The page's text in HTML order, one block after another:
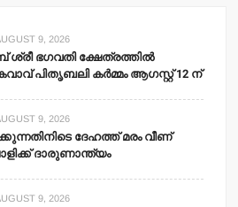
9, 2026
ശ്രീ ഭഗവതി ക്ഷേത്രത്തില്‍
പിതൃബലി കര്‍മ്മം ആഗസ്റ്റ് 12 ന്
9, 2026
ദേഹത്ത് മരം വീണ്
ദാരുണാന്ത്യം
9, 2026